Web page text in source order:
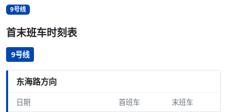
9号线
首末班车时刻表
9号线
东海路方向
日期 首班车 末班车